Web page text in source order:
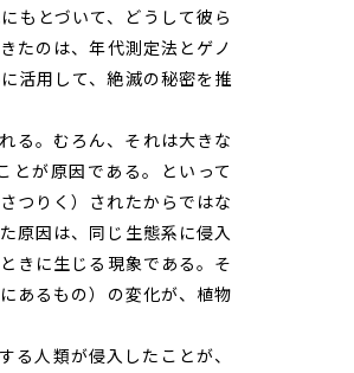
もとづいて、どうして彼ら
たのは、年代測定法とゲノ
活用して、絶滅の秘密を推
る。むろん、それは大きな
とが原因である。といって
つりく）されたからではな
原因は、同じ生態系に侵入
きに生じる現象である。そ
あるもの）の変化が、植物
人類が侵入したことが、